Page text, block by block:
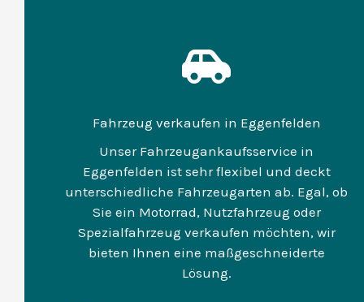
Fahrzeug verkaufen in Eggenfelden
Unser Fahrzeugankaufsservice in
Eggenfelden ist sehr flexibel und deckt
unterschiedliche Fahrzeugarten ab. Egal, ob
Sie ein Motorrad, Nutzfahrzeug oder
Spezialfahrzeug verkaufen möchten, wir
bieten Ihnen eine maßgeschneiderte
Lösung.